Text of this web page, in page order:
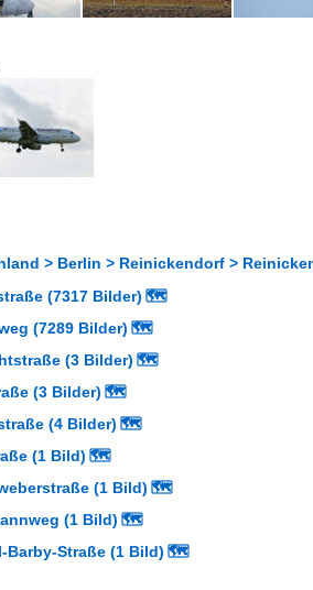
> Berlin > Reinickendorf >
(7317 Bilder) 🗺
(7289 Bilder) 🗺
(3 Bilder) 🗺
(3 Bilder) 🗺
(4 Bilder) 🗺
(1 Bild) 🗺
(1 Bild) 🗺
(1 Bild) 🗺
Barby-Straße (1 Bild) 🗺